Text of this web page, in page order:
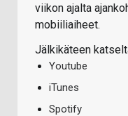
viikon ajalta
mobiiliaiheet.
Jälkikäteen
Youtube
iTunes
Spotify